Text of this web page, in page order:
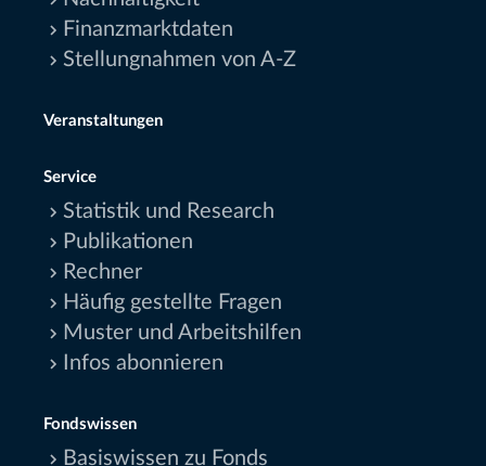
Finanzmarktdaten
Stellungnahmen von A-Z
Veranstaltungen
Service
Statistik und Research
Publikationen
Rechner
Häufig gestellte Fragen
Muster und Arbeitshilfen
Infos abonnieren
Fondswissen
Basiswissen zu Fonds